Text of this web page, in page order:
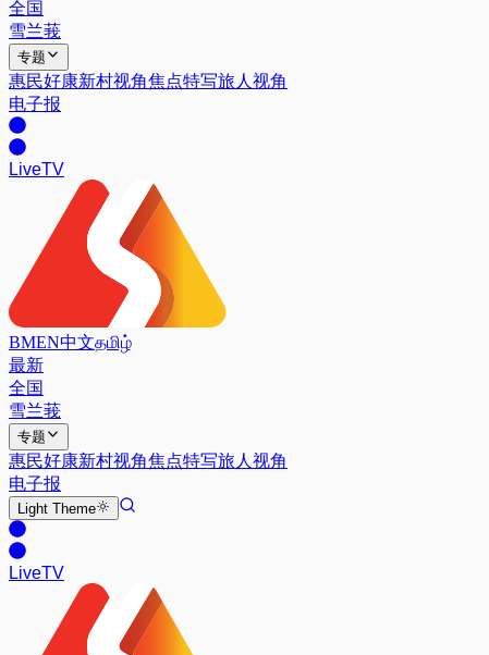
全国
雪兰莪
专题
惠民好康新村视角焦点特写旅人视角
电子报
LiveTV
BMEN中文தமிழ்
最新
全国
雪兰莪
专题
惠民好康新村视角焦点特写旅人视角
电子报
Light Theme
LiveTV